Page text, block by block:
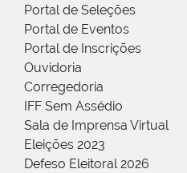
Portal de Seleções
Portal de Eventos
Portal de Inscrições
Ouvidoria
Corregedoria
IFF Sem Assédio
Sala de Imprensa Virtual
Eleições 2023
Defeso Eleitoral 2026